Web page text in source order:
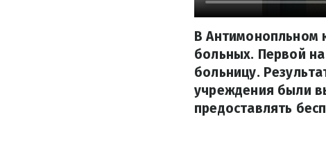
В Антимонопльном
больных. Первой
больницу.
учреждения были
предоставлять